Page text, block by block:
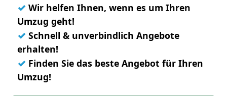
✓ Wir helfen Ihnen, wenn es um Ihren
Umzug geht!
✓ Schnell & unverbindlich Angebote
erhalten!
✓ Finden Sie das beste Angebot für Ihren
Umzug!